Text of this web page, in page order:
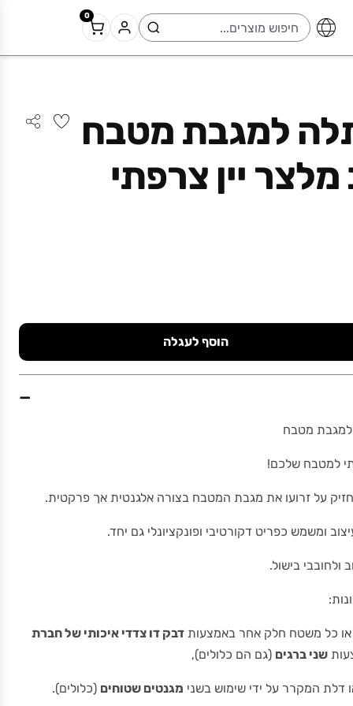
0
למגבת מטבח
מלצר יין צרפתי
הוסף לעגלה
−
למגבת מטבח
למטבח שלכם!
על זרועו את מגבת המטבח בצורה אלגנטית אך פרקטית.
ומשמש כפריט דקורטיבי ופונקציונלי גם יחד.
ולחובבי בישול.
או כל משטח חלק אחר באמצעות דבק דו צדדי איכותי של חברת
שני ברגים (גם הם כלולים),
דלת המקרר על ידי שימוש בשני מגנטים שטוחים (כלולים).